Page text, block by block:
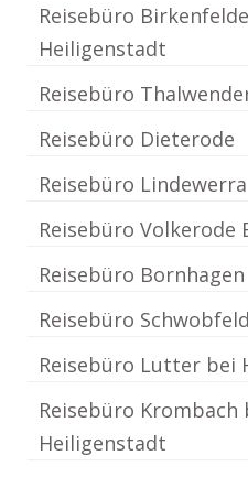
Reisebüro
Heiligenstadt
Reisebüro
Reisebüro Dieterode
Reisebüro Lindewerra
Reisebüro Volkerode
Reisebüro Bornhagen
Reisebüro Schwobfeld
Reisebüro Lutter bei
Reisebüro Krombach
Heiligenstadt